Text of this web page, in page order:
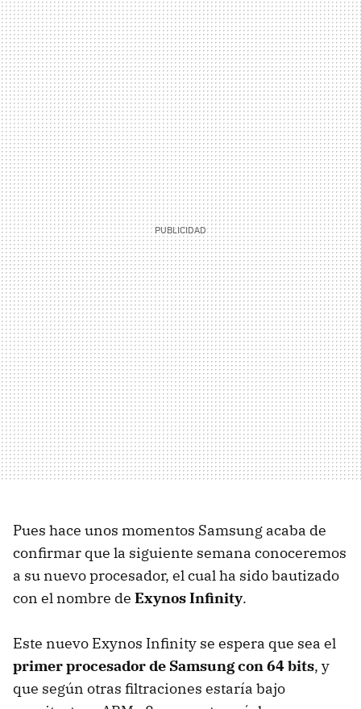
Pues hace unos momentos Samsung acaba de
confirmar que la siguiente semana conoceremos
a su nuevo procesador, el cual ha sido bautizado
con el nombre de Exynos Infinity.
Este nuevo Exynos Infinity se espera que sea el
primer procesador de Samsung con 64 bits, y
que según otras filtraciones estaría bajo